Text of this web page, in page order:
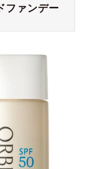
ファンデー